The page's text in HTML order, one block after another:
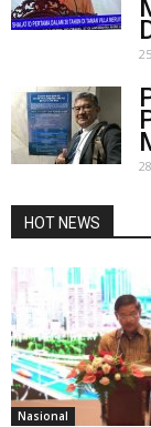
HOT NEWS
Nasional